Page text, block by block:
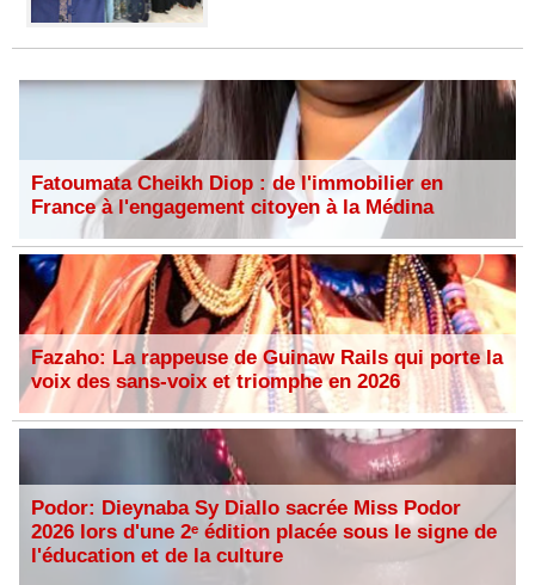
Fatoumata Cheikh Diop : de l'immobilier en
France à l'engagement citoyen à la Médina
Fazaho: La rappeuse de Guinaw Rails qui porte la
voix des sans-voix et triomphe en 2026
Podor: Dieynaba Sy Diallo sacrée Miss Podor
2026 lors d'une 2ᵉ édition placée sous le signe de
l'éducation et de la culture